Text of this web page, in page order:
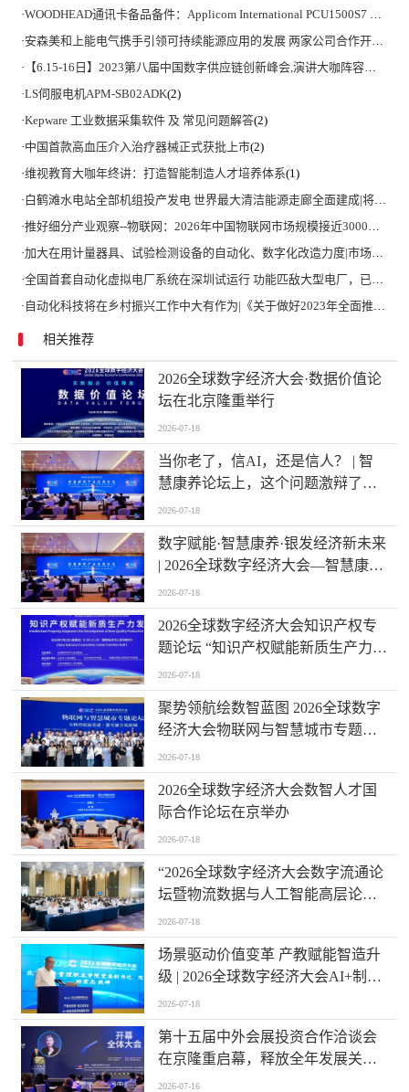
·WOODHEAD通讯卡备品备件：Applicom International PCU1500S7 PCU 1500 S7 V4.5.0
·安森美和上能电气携手引领可持续能源应用的发展 两家公司合作开发高性能储能和太阳能组串式逆变器方案 以实现可持续的未来
· 【6.15-16日】2023第八届中国数字供应链创新峰会,演讲大咖阵容官宣
·LS伺服电机APM-SB02ADK(2)
·Kepware 工业数据采集软件 及 常见问题解答(2)
·中国首款高血压介入治疗器械正式获批上市(2)
·维视教育大咖年终讲：打造智能制造人才培养体系(1)
·白鹤滩水电站全部机组投产发电 世界最大清洁能源走廊全面建成|将为建设新型能源体系、保障国家能源安全、实现“双碳”目标提供有力支撑
·推好细分产业观察--物联网：2026年中国物联网市场规模接近3000亿美元 智慧工厂、智慧城市、智慧电网等将占60%以上
·加大在用计量器具、试验检测设备的自动化、数字化改造力度|市场监管总局 工业和信息化部 关于促进企业计量能力提升的指导意见
·全国首套自动化虚拟电厂系统在深圳试运行 功能匹敌大型电厂，已入选国际典型案例
· 自动化科技将在乡村振兴工作中大有作为|《关于做好2023年全面推进乡村振兴重点工作的意见》发布
相关推荐
2026全球数字经济大会·数据价值论
坛在北京隆重举行
2026-07-18
当你老了，信AI，还是信人？ | 智
慧康养论坛上，这个问题激辩了数
个小时
2026-07-18
数字赋能·智慧康养·银发经济新未来
| 2026全球数字经济大会—智慧康养
产业发展论坛在京举办
2026-07-18
2026全球数字经济大会知识产权专
题论坛 “知识产权赋能新质生产力发
展” 成功举办
2026-07-18
聚势领航绘数智蓝图 2026全球数字
经济大会物联网与智慧城市专题论
坛成功举办
2026-07-18
2026全球数字经济大会数智人才国
际合作论坛在京举办
2026-07-18
“2026全球数字经济大会数字流通论
坛暨物流数据与人工智能高层论坛”
圆满成功举办
2026-07-18
场景驱动价值变革 产教赋能智造升
级 | 2026全球数字经济大会AI+制造
场景落地国际论坛成功举办
2026-07-18
第十五届中外会展投资合作洽谈会
在京隆重启幕，释放全年发展关键
信号！
2026-07-16